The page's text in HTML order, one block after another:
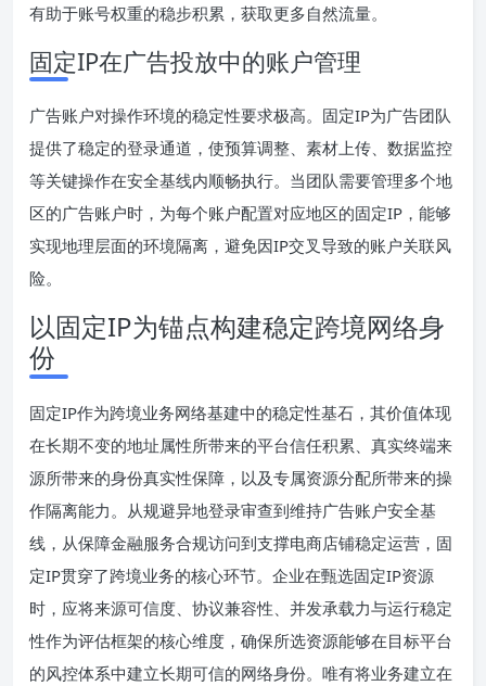
有助于账号权重的稳步积累，获取更多自然流量。
固定IP在广告投放中的账户管理
广告账户对操作环境的稳定性要求极高。固定IP为广告团队
提供了稳定的登录通道，使预算调整、素材上传、数据监控
等关键操作在安全基线内顺畅执行。当团队需要管理多个地
区的广告账户时，为每个账户配置对应地区的固定IP，能够
实现地理层面的环境隔离，避免因IP交叉导致的账户关联风
险。
以固定IP为锚点构建稳定跨境网络身
份
固定IP作为跨境业务网络基建中的稳定性基石，其价值体现
在长期不变的地址属性所带来的平台信任积累、真实终端来
源所带来的身份真实性保障，以及专属资源分配所带来的操
作隔离能力。从规避异地登录审查到维持广告账户安全基
线，从保障金融服务合规访问到支撑电商店铺稳定运营，固
定IP贯穿了跨境业务的核心环节。企业在甄选固定IP资源
时，应将来源可信度、协议兼容性、并发承载力与运行稳定
性作为评估框架的核心维度，确保所选资源能够在目标平台
的风控体系中建立长期可信的网络身份。唯有将业务建立在